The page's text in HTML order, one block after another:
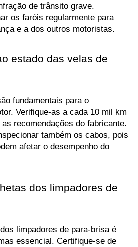
de trânsito grave.
os faróis regularmente para
e a dos outros motoristas.
estado das velas de
fundamentais para o
Verifique-as a cada 10 mil km
recomendações do fabricante.
também os cabos, pois
afetar o desempenho do
dos limpadores de
limpadores de para-brisa é
essencial. Certifique-se de